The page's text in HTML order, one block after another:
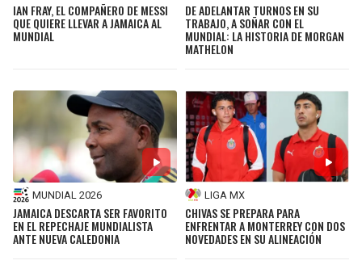
IAN FRAY, EL COMPAÑERO DE MESSI
QUE QUIERE LLEVAR A JAMAICA AL
MUNDIAL
DE ADELANTAR TURNOS EN SU
TRABAJO, A SOÑAR CON EL
MUNDIAL: LA HISTORIA DE MORGAN
MATHELON
MUNDIAL 2026
JAMAICA DESCARTA SER FAVORITO
EN EL REPECHAJE MUNDIALISTA
ANTE NUEVA CALEDONIA
LIGA MX
CHIVAS SE PREPARA PARA
ENFRENTAR A MONTERREY CON DOS
NOVEDADES EN SU ALINEACIÓN